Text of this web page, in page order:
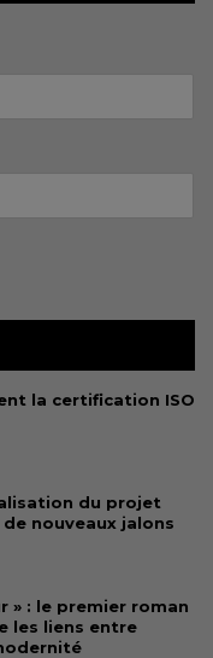
la certification ISO
du projet
nouveaux jalons
» : le premier roman
les liens entre